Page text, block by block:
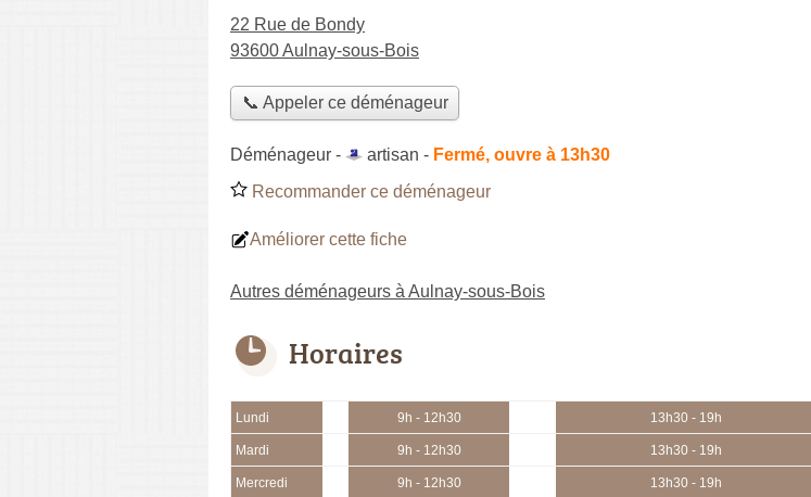
22 Rue de Bondy
93600 Aulnay-sous-Bois
📞 Appeler ce déménageur
Déménageur - artisan - Fermé, ouvre à 13h30
Recommander ce déménageur
Améliorer cette fiche
Autres déménageurs à Aulnay-sous-Bois
Horaires
Lundi 9h - 12h30 13h30 - 19h
Mardi 9h - 12h30 13h30 - 19h
Mercredi 9h - 12h30 13h30 - 19h